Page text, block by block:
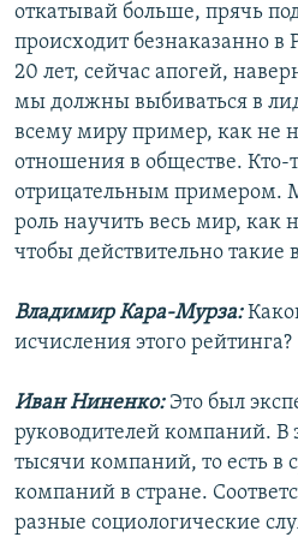
откатывай больше, прячь
происходит безнаказанно в
20 лет, сейчас апогей,
мы должны выбиваться в
всему миру пример, как не
отношения в обществе. Кто-
отрицательным примером.
роль научить весь мир, как
чтобы действительно такие
Владимир Кара-Мурза:
исчисления этого рейтинга?
Иван Ниненко:Это был
руководителей компаний. В
тысячи компаний, то есть в
компаний в стране.
разные социологические